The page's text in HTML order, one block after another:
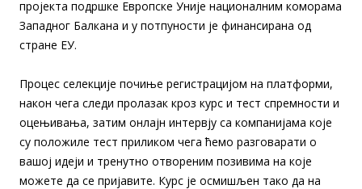
пројекта подршке Европске Уније националним коморама
Западног Балкана и у потпуности је финансирана од
стране ЕУ.
Процес селекције почиње регистрацијом на платформи,
након чега следи пролазак кроз курс и тест спремности и
оцењивања, затим онлајн интервју са компанијама које
су положиле тест приликом чега ћемо разговарати о
вашој идеји и тренутно отвореним позивима на које
можете да се пријавите. Курс је осмишљен тако да на